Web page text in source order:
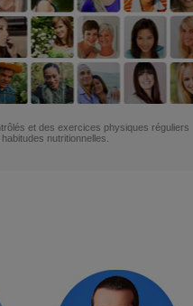
et des exercices physiques réguliers
nutritionnelles.